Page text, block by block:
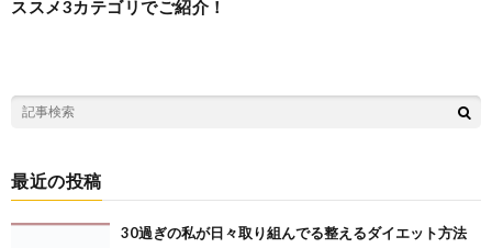
ススメ3カテゴリでご紹介！
最近の投稿
30過ぎの私が日々取り組んでる整えるダイエット方法